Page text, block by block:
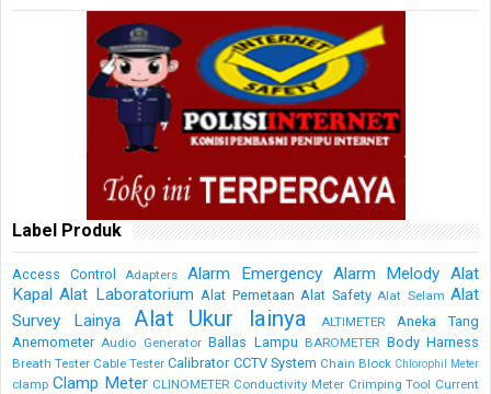
Label Produk
Access Control Adapters Alarm Emergency Alarm Melody Alat
Kapal Alat Laboratorium Alat Pemetaan Alat Safety Alat Selam Alat
Survey Lainya
Alat Ukur lainya ALTIMETER
Aneka Tang
Anemometer Audio Generator Ballas Lampu BAROMETER Body Harness
Breath Tester Cable Tester Calibrator CCTV System Chain Block Chlorophil Meter
clamp Clamp Meter CLINOMETER Conductivity Meter Crimping Tool Current